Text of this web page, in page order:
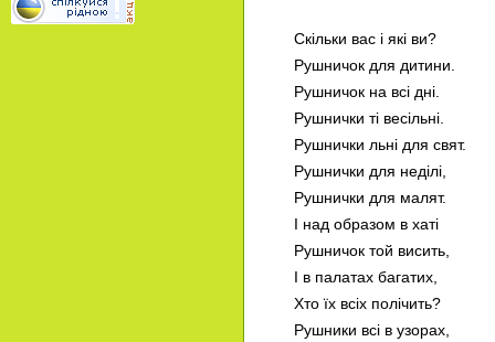
Скільки вас і які ви?
Рушничок для дитини.
Рушничок на всі дні.
Рушнички ті весільні.
Рушнички льні для свят.
Рушнички для неділі,
Рушнички для малят.
І над образом в хаті
Рушничок той висить,
І в палатах багатих,
Хто їх всіх полічить?
Рушники всі в узорах,